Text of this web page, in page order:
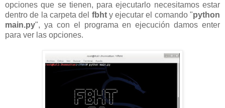
opciones que se tienen, para ejecutarlo necesitamos estar
dentro de la carpeta del fbhty ejecutar el comando "python
main.py", ya con el programa en ejecución damos enter
para ver las opciones.